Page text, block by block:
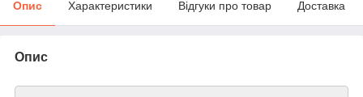
Опис Характеристики Відгуки про товар Доставка
Опис